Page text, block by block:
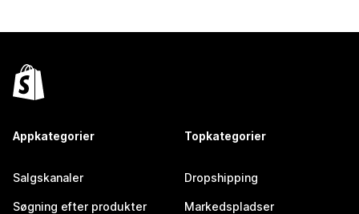
Appkategorier
Salgskanaler
Søgning efter produkter
Topkategorier
Dropshipping
Markedspladser